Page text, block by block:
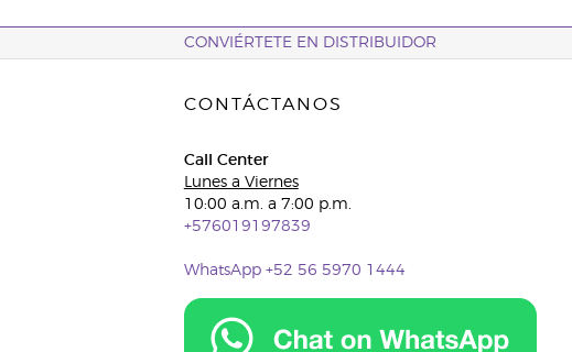
CONVIÉRTETE EN DISTRIBUIDOR
CONTÁCTANOS
Call Center
Lunes a Viernes
10:00 a.m. a 7:00 p.m.
+576019197839
WhatsApp +52 56 5970 1444